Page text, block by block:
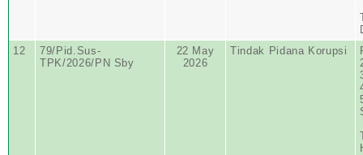
12
79/Pid.Sus-
TPK/2026/PN Sby
22 May
2026
Tindak Pidana Korupsi